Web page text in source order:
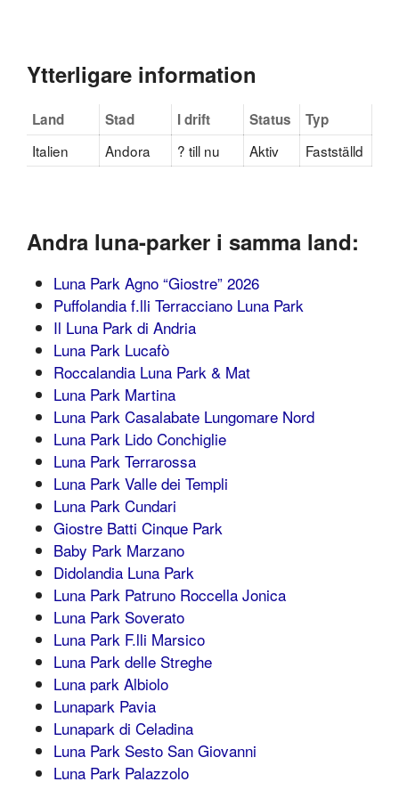
Ytterligare information
Land Stad I drift Status
Typ
Italien
Andora ? till nu Aktiv Fastställd
Andra luna-parker i samma land:
Luna Park Agno “Giostre” 2026
Puffolandia f.lli Terracciano Luna Park
Il Luna Park di Andria
Luna Park Lucafò
Roccalandia Luna Park & Mat
Luna Park Martina
Luna Park Casalabate Lungomare Nord
Luna Park Lido Conchiglie
Luna Park Terrarossa
Luna Park Valle dei Templi
Luna Park Cundari
Giostre Batti Cinque Park
Baby Park Marzano
Didolandia Luna Park
Luna Park Patruno Roccella Jonica
Luna Park Soverato
Luna Park F.lli Marsico
Luna Park delle Streghe
Luna park Albiolo
Lunapark Pavia
Lunapark di Celadina
Luna Park Sesto San Giovanni
Luna Park Palazzolo